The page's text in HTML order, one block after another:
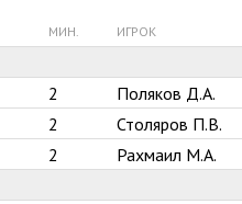
МИН.
ИГРОК
2
Поляков Д.А.
2
Столяров П.В.
2 Рахмаил М.А.